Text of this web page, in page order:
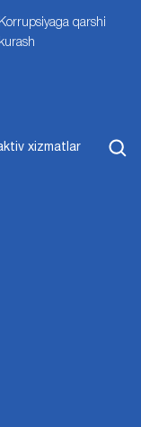
Korrupsiyaga qarshi
kurash
xizmatlar